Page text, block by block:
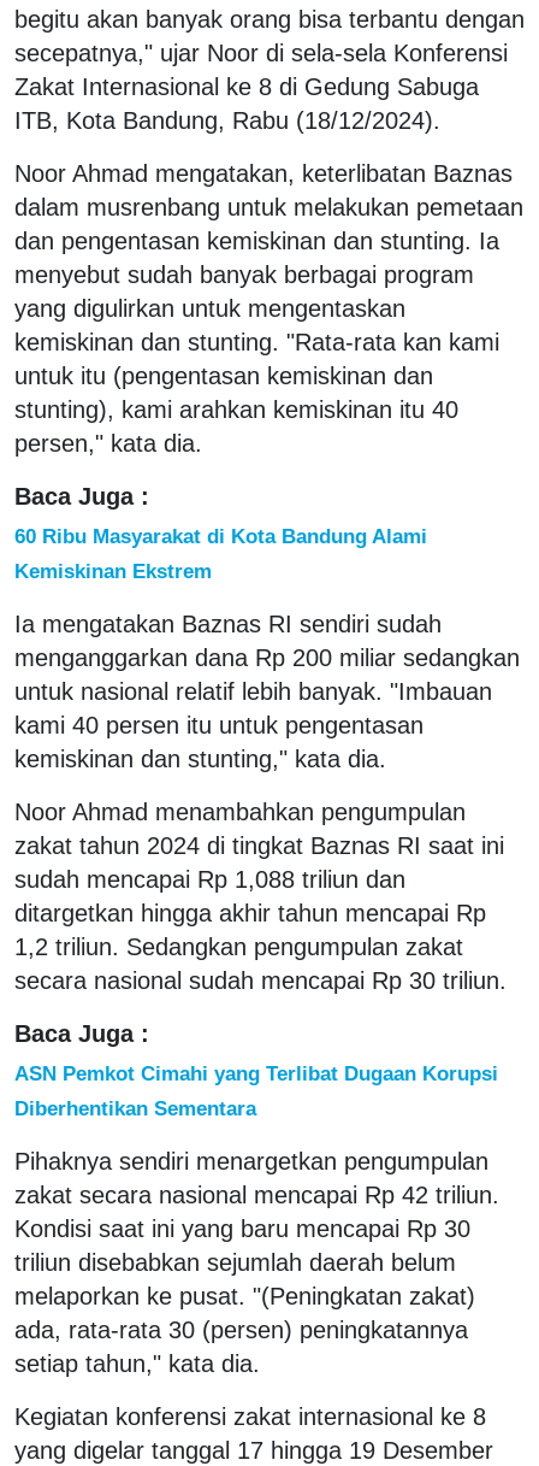
begitu akan banyak orang bisa terbantu dengan
secepatnya," ujar Noor di sela-sela Konferensi
Zakat Internasional ke 8 di Gedung Sabuga
ITB, Kota Bandung, Rabu (18/12/2024).
Noor Ahmad mengatakan, keterlibatan Baznas
dalam musrenbang untuk melakukan pemetaan
dan pengentasan kemiskinan dan stunting. Ia
menyebut sudah banyak berbagai program
yang digulirkan untuk mengentaskan
kemiskinan dan stunting. "Rata-rata kan kami
untuk itu (pengentasan kemiskinan dan
stunting), kami arahkan kemiskinan itu 40
persen," kata dia.
Baca Juga :
60 Ribu Masyarakat di Kota Bandung Alami
Kemiskinan Ekstrem
Ia mengatakan Baznas RI sendiri sudah
menganggarkan dana Rp 200 miliar sedangkan
untuk nasional relatif lebih banyak. "Imbauan
kami 40 persen itu untuk pengentasan
kemiskinan dan stunting," kata dia.
Noor Ahmad menambahkan pengumpulan
zakat tahun 2024 di tingkat Baznas RI saat ini
sudah mencapai Rp 1,088 triliun dan
ditargetkan hingga akhir tahun mencapai Rp
1,2 triliun. Sedangkan pengumpulan zakat
secara nasional sudah mencapai Rp 30 triliun.
Baca Juga :
ASN Pemkot Cimahi yang Terlibat Dugaan Korupsi
Diberhentikan Sementara
Pihaknya sendiri menargetkan pengumpulan
zakat secara nasional mencapai Rp 42 triliun.
Kondisi saat ini yang baru mencapai Rp 30
triliun disebabkan sejumlah daerah belum
melaporkan ke pusat. "(Peningkatan zakat)
ada, rata-rata 30 (persen) peningkatannya
setiap tahun," kata dia.
Kegiatan konferensi zakat internasional ke 8
yang digelar tanggal 17 hingga 19 Desember